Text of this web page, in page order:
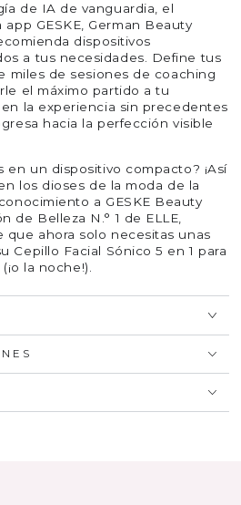
de IA de vanguardia, el
GESKE, German Beauty
dispositivos
a tus necesidades. Define tus
miles de sesiones de coaching
el máximo partido a tu
la experiencia sin precedentes
hacia la perfección visible
en un dispositivo compacto? ¡Así
los dioses de la moda de la
a GESKE Beauty
de Belleza N.° 1 de ELLE,
que ahora solo necesitas unas
Cepillo Facial Sónico 5 en 1 para
la noche!).